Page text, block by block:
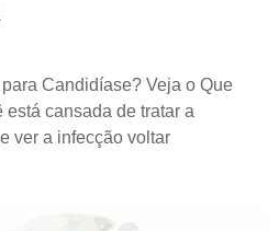
Candidíase? Veja o Que
cansada de tratar a
ver a infecção voltar